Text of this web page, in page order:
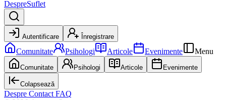
DespreSuflet
Autentificare Înregistrare
Comunitate Psihologi Articole Evenimente Menu
Comunitate Psihologi Articole Evenimente
Colapsează
Despre Contact FAQ